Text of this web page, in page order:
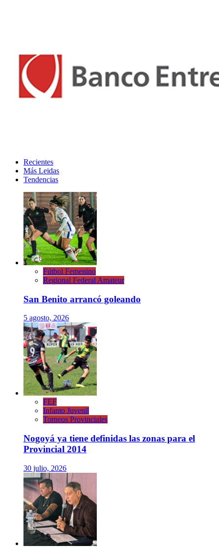
Recientes
Más Leidas
Tendencias
Fútbol Femenino
Regional Federal Amateur
San Benito arrancó goleando
5 agosto, 2026
FEF
Infanto Juvenil
Torneos Provinciales
Nogoyá ya tiene definidas las zonas para el
Provincial 2014
30 julio, 2026